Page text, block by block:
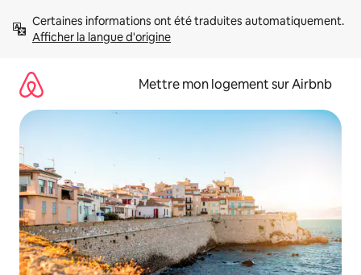
directement
Afficher la langue d'origine
Mettre mon logement sur Airbnb